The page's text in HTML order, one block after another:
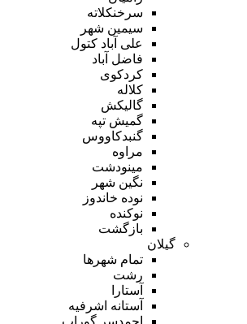
سرخنکلاته
سیمین شهر
علی آباد کتول
فاضل آباد
کردکوی
کلاله
گالیکش
گمیش تپه
گنبدکاووس
مراوه
مینودشت
نگین شهر
نوده خاندوز
نوکنده
بازگشت
گیلان
تمام شهر‌ها
رشت
آستارا
آستانه اشرفیه
احمدسر گوراب